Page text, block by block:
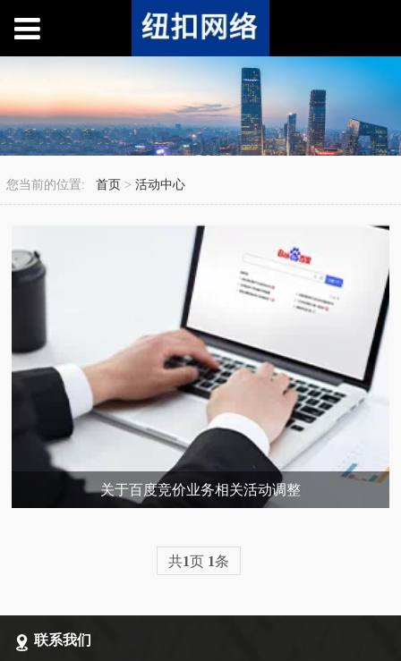
您当前的位置:首页 >活动中心
关于百度竞价业务相关活动调整
共1页 1条
联系我们